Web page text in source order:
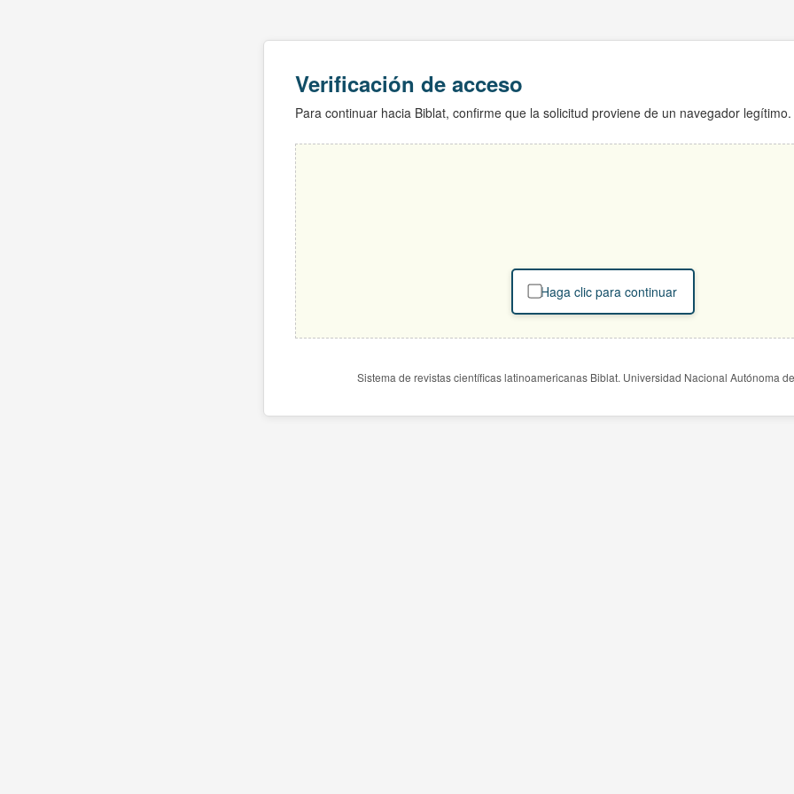
Verificación de acceso
Para continuar hacia Biblat, confirme que la solicitud proviene de un navegador legítimo.
Haga clic para continuar
Sistema de revistas científicas latinoamericanas Biblat. Universidad Nacional Autónoma